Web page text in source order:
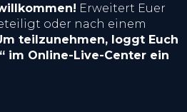
Erweitert Euer
oder nach einem
teilzunehmen, loggt Euch
im Online-Live-Center ein